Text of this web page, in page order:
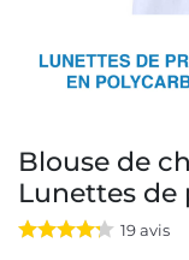
Blouse de
Lunettes de
19avis